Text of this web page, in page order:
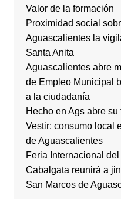
Valor de la formación
Proximidad social
Aguascalientes la
Santa Anita
Aguascalientes abre
de Empleo Municipal
a la ciudadanía
Hecho en Ags abre
Vestir: consumo local
de Aguascalientes
Feria Internacional
Cabalgata reunirá a
San Marcos de